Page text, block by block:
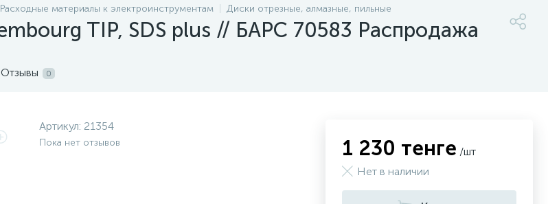
Расходные материалы к электроинструментам Диски отрезные, алмазные, пильные
TIP, SDS plus // БАРС 70583 Распродажа
Отзывы 0
Артикул: 21354
Пока нет отзывов 1 230 тенге /шт
Нет в наличии